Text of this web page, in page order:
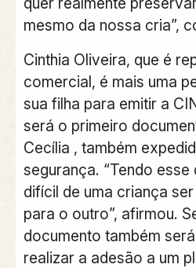
mesmo da nossa cria”,
Cinthia Oliveira, que é
comercial, é mais uma
sua filha para emitir a
será o primeiro
Cecília , também
segurança. “Tendo
difícil de uma criança
para o outro”, afirmou.
documento também
realizar a adesão a um